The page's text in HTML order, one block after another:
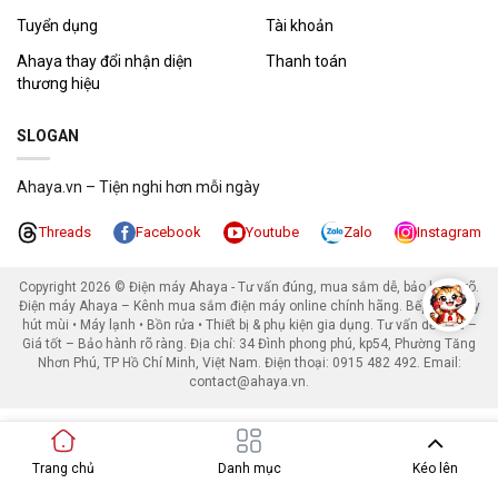
Tuyển dụng
Ahaya thay đổi nhận diện
thương hiệu
Tài khoản
Thanh toán
SLOGAN
Ahaya.vn – Tiện nghi hơn mỗi ngày
Threads Facebook Youtube Zalo Instagram
Copyright 2026 © Điện máy Ahaya - Tư vấn đúng, mua sắm dễ, bảo hành rõ.
Điện máy Ahaya – Kênh mua sắm điện máy online chính hãng. Bếp từ • Máy
hút mùi • Máy lạnh • Bồn rửa • Thiết bị & phụ kiện gia dụng. Tư vấn dễ hiểu –
Giá tốt – Bảo hành rõ ràng. Địa chỉ: 34 Đình phong phú, kp54, Phường Tăng
Nhơn Phú, TP Hồ Chí Minh, Việt Nam. Điện thoại: 0915 482 492. Email:
contact@ahaya.vn.
Trang chủ Danh mục Kéo lên